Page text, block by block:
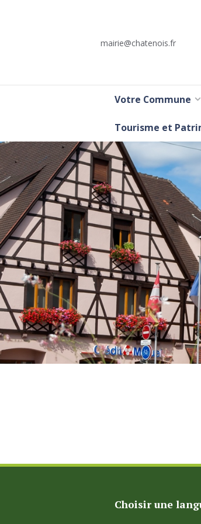
mairie@chatenois.fr
Votre Commune
Tourisme et
Choisir une